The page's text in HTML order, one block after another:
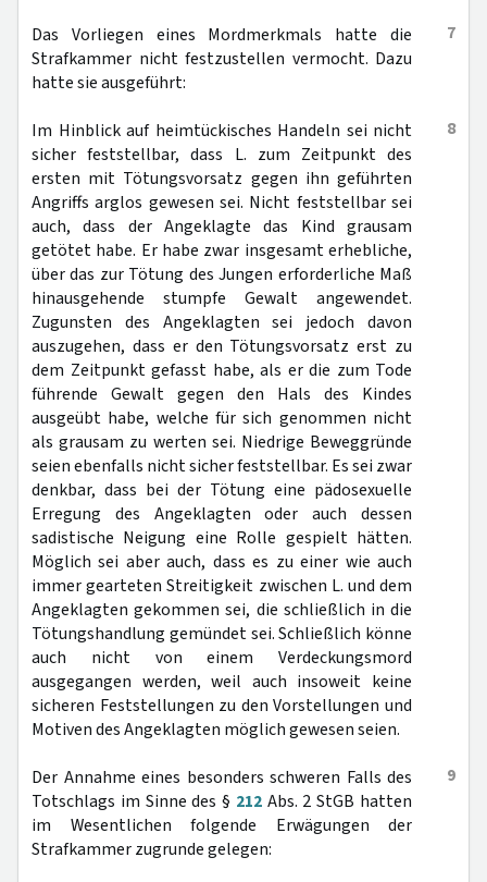
7
Das Vorliegen eines Mordmerkmals hatte die
Strafkammer nicht festzustellen vermocht. Dazu
hatte sie ausgeführt:
8
Im Hinblick auf heimtückisches Handeln sei nicht
sicher feststellbar, dass L. zum Zeitpunkt des
ersten mit Tötungsvorsatz gegen ihn geführten
Angriffs arglos gewesen sei. Nicht feststellbar sei
auch, dass der Angeklagte das Kind grausam
getötet habe. Er habe zwar insgesamt erhebliche,
über das zur Tötung des Jungen erforderliche Maß
hinausgehende stumpfe Gewalt angewendet.
Zugunsten des Angeklagten sei jedoch davon
auszugehen, dass er den Tötungsvorsatz erst zu
dem Zeitpunkt gefasst habe, als er die zum Tode
führende Gewalt gegen den Hals des Kindes
ausgeübt habe, welche für sich genommen nicht
als grausam zu werten sei. Niedrige Beweggründe
seien ebenfalls nicht sicher feststellbar. Es sei zwar
denkbar, dass bei der Tötung eine pädosexuelle
Erregung des Angeklagten oder auch dessen
sadistische Neigung eine Rolle gespielt hätten.
Möglich sei aber auch, dass es zu einer wie auch
immer gearteten Streitigkeit zwischen L. und dem
Angeklagten gekommen sei, die schließlich in die
Tötungshandlung gemündet sei. Schließlich könne
auch nicht von einem Verdeckungsmord
ausgegangen werden, weil auch insoweit keine
sicheren Feststellungen zu den Vorstellungen und
Motiven des Angeklagten möglich gewesen seien.
9
Der Annahme eines besonders schweren Falls des
Totschlags im Sinne des § 212Abs. 2 StGB hatten
im Wesentlichen folgende Erwägungen der
Strafkammer zugrunde gelegen: